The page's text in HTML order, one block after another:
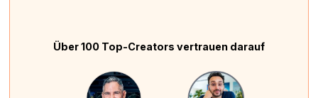
Über 100 Top-Creators vertrauen darauf